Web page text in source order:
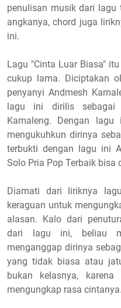
penulisan musik dari lagu
angkanya, chord juga
ini.
Lagu "Cinta Luar Biasa"
cukup lama. Diciptakan
penyanyi Andmesh
lagu ini dirilis sebagai
Kamaleng. Dengan
mengukuhkun dirinya
terbukti dengan lagu ini
Solo Pria Pop Terbaik bisa
Diamati dari liriknya
keraguan untuk
alasan. Kalo dari
dari lagu ini, beliau
menganggap dirinya
yang tidak biasa atau
bukan kelasnya,
mengungkap rasa cintanya.